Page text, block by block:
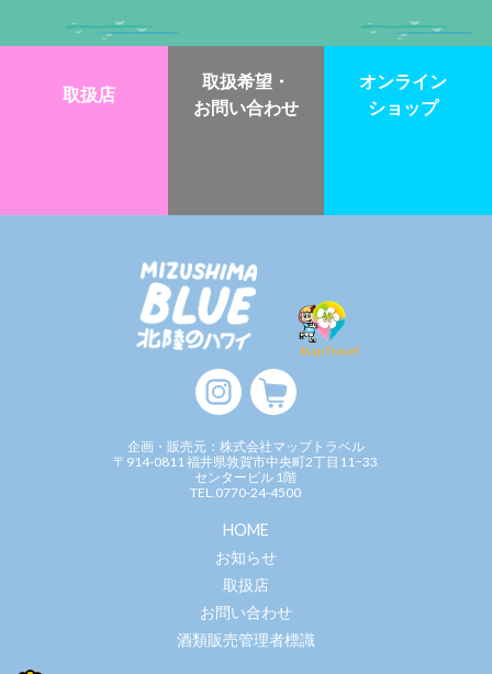
取扱店
取扱希望・
お問い合わせ
オンライン
ショップ
企画・販売元：株式会社マップトラベル
〒914-0811 福井県敦賀市中央町2丁目11−33
センタービル 1階
TEL.0770-24-4500
HOME
お知らせ
取扱店
お問い合わせ
酒類販売管理者標識